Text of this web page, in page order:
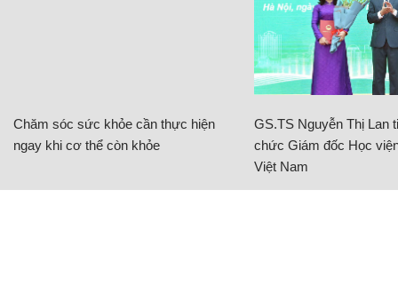
Chăm sóc sức khỏe cần thực hiện
ngay khi cơ thể còn khỏe
GS.TS Nguyễn Thị Lan
chức Giám đốc Học
Việt Nam